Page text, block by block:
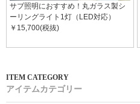
サブ照明におすすめ！丸ガラス製シ
ーリングライト1灯（LED対応）
￥15,700(税抜)
アイテムカテゴリー